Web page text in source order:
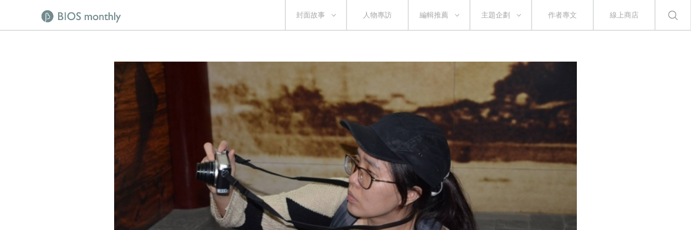
封面故事 人物專訪 編輯推薦 主題企劃 作者專文 線上商店